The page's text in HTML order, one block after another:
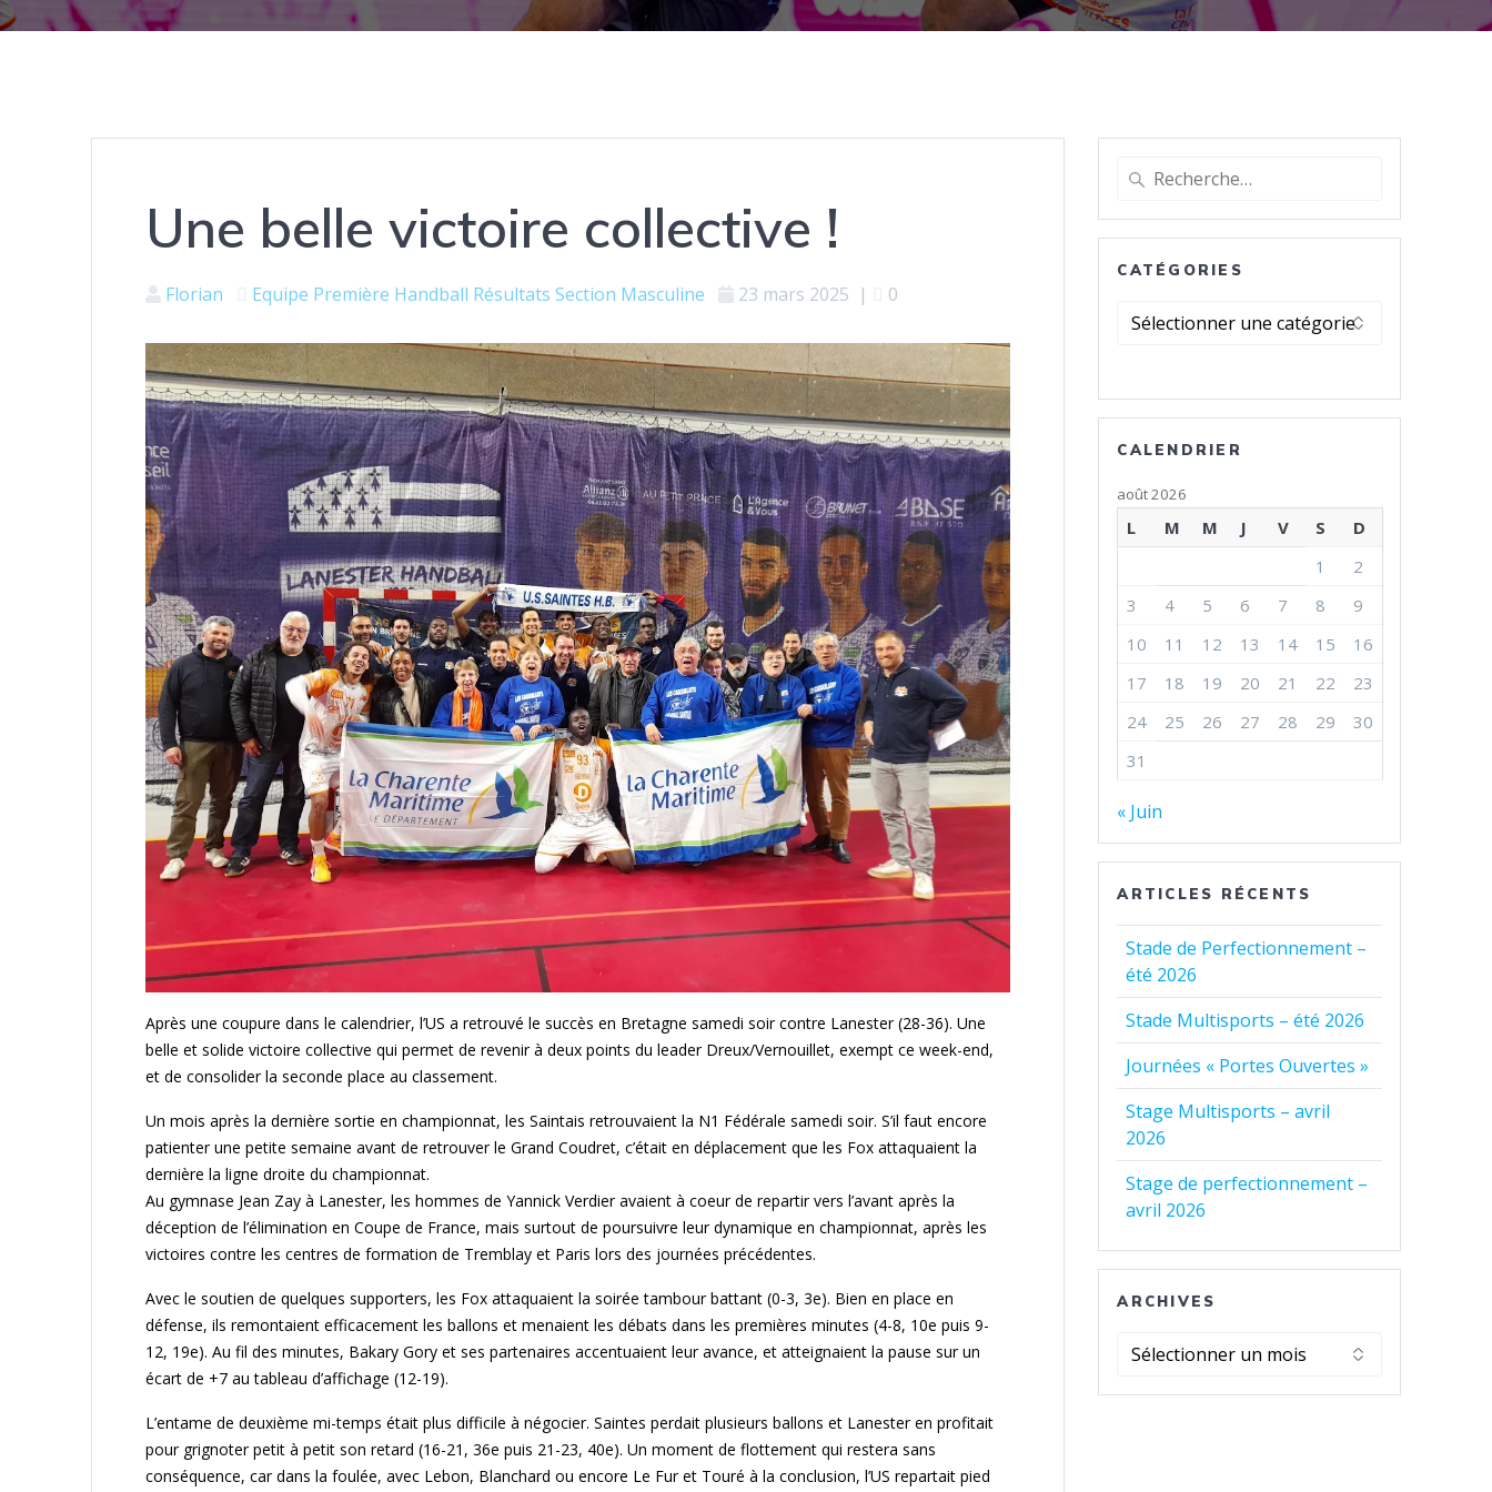
Une belle victoire collective !
Florian Equipe Première Handball Résultats Section Masculine 23 mars 2025 | 0
Après une coupure dans le calendrier, l’US a retrouvé le succès en Bretagne samedi soir contre Lanester (28-36). Une
belle et solide victoire collective qui permet de revenir à deux points du leader Dreux/Vernouillet, exempt ce week-end,
et de consolider la seconde place au classement.
Un mois après la dernière sortie en championnat, les Saintais retrouvaient la N1 Fédérale samedi soir. S’il faut encore
patienter une petite semaine avant de retrouver le Grand Coudret, c’était en déplacement que les Fox attaquaient la
dernière la ligne droite du championnat.
Au gymnase Jean Zay à Lanester, les hommes de Yannick Verdier avaient à coeur de repartir vers l’avant après la
déception de l’élimination en Coupe de France, mais surtout de poursuivre leur dynamique en championnat, après les
victoires contre les centres de formation de Tremblay et Paris lors des journées précédentes.
Avec le soutien de quelques supporters, les Fox attaquaient la soirée tambour battant (0-3, 3e). Bien en place en
défense, ils remontaient efficacement les ballons et menaient les débats dans les premières minutes (4-8, 10e puis 9-
12, 19e). Au fil des minutes, Bakary Gory et ses partenaires accentuaient leur avance, et atteignaient la pause sur un
écart de +7 au tableau d’affichage (12-19).
L’entame de deuxième mi-temps était plus difficile à négocier. Saintes perdait plusieurs ballons et Lanester en profitait
pour grignoter petit à petit son retard (16-21, 36e puis 21-23, 40e). Un moment de flottement qui restera sans
conséquence, car dans la foulée, avec Lebon, Blanchard ou encore Le Fur et Touré à la conclusion, l’US repartait pied
Recherche
:
CATÉGORIES
Catégories
CALENDRIER
août 2026
L M M J V S
D
1
2
3
4 5 6 7 8
9
10
11 12 13 14 15
16
17
18 19 20 21 22
23
24
25 26 27 28 29
30
31
« Juin
ARTICLES RÉCENTS
Stade de Perfectionnement –
été 2026
Stade Multisports – été 2026
Journées « Portes Ouvertes »
Stage Multisports – avril
2026
Stage de perfectionnement –
avril 2026
ARCHIVES
Archives